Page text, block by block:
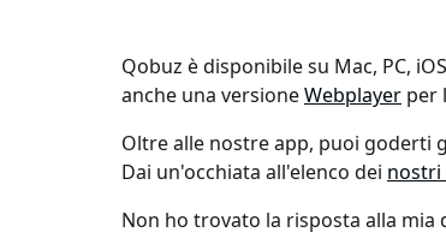
Qobuz è disponibile su Mac, PC,
anche una versione Webplayer per
Oltre alle nostre app, puoi goderti
Dai un'occhiata all'elenco dei nostri
Non ho trovato la risposta alla mia